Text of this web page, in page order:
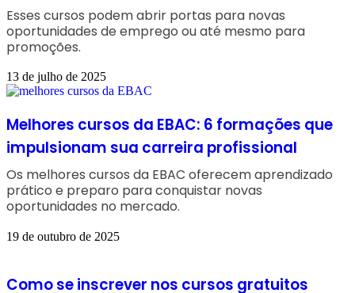
Esses cursos podem abrir portas para novas
oportunidades de emprego ou até mesmo para
promoções.
13 de julho de 2025
Melhores cursos da EBAC: 6 formações que
impulsionam sua carreira profissional
Os melhores cursos da EBAC oferecem aprendizado
prático e preparo para conquistar novas
oportunidades no mercado.
19 de outubro de 2025
Como se inscrever nos cursos gratuitos